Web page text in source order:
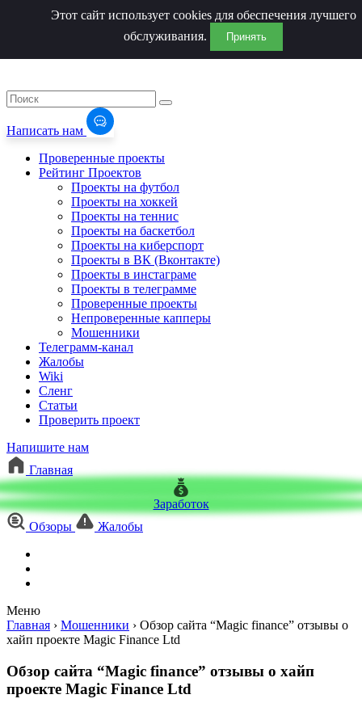
Написать нам
Проверенные проекты
Рейтинг Проектов
Проекты на футбол
Проекты на хоккей
Проекты на теннис
Проекты на баскетбол
Проекты на киберспорт
Проекты в ВК (Вконтакте)
Проекты в инстаграме
Проекты в телеграмме
Проверенные проекты
Непроверенные капперы
Мошенники
Телеграмм-канал
Жалобы
Wiki
Сленг
Статьи
Проверить проект
Напишите нам
Главная
Заработок
Обзоры
Жалобы
Меню
Этот сайт использует cookies для обеспечения лучшего
обслуживания.
Принять
Главная › Мошенники › Обзор сайта “Magic finance” отзывы о
хайп проекте Magic Finance Ltd
Обзор сайта “Magic finance” отзывы о хайп
проекте Magic Finance Ltd